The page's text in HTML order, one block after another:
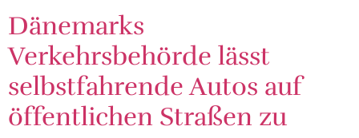
Dänemarks
Verkehrsbehörde lässt
selbstfahrende Autos auf
öffentlichen Straßen zu